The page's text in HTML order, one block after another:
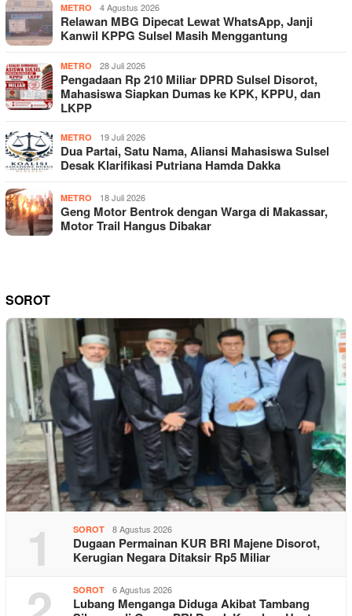
METRO 4 Agustus 2026
Relawan MBG Dipecat Lewat WhatsApp, Janji
Kanwil KPPG Sulsel Masih Menggantung
METRO 28 Juli 2026
Pengadaan Rp 210 Miliar DPRD Sulsel Disorot,
Mahasiswa Siapkan Dumas ke KPK, KPPU, dan
LKPP
METRO 19 Juli 2026
Dua Partai, Satu Nama, Aliansi Mahasiswa Sulsel
Desak Klarifikasi Putriana Hamda Dakka
METRO 18 Juli 2026
Geng Motor Bentrok dengan Warga di Makassar,
Motor Trail Hangus Dibakar
SOROT
1 SOROT 8 Agustus 2026
Dugaan Permainan KUR BRI Majene Disorot,
Kerugian Negara Ditaksir Rp5 Miliar
SOROT 6 Agustus 2026
Lubang Menganga Diduga Akibat Tambang